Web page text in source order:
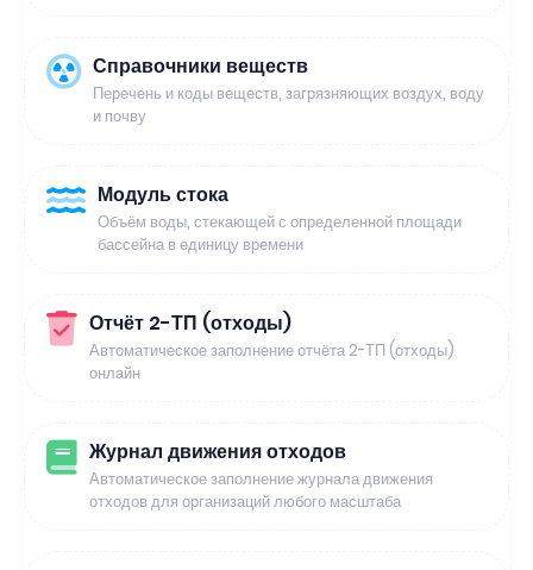
Справочники веществ
Перечень и коды веществ, загрязняющих воздух, воду
и почву
Модуль стока
Объём воды, стекающей с определенной площади
бассейна в единицу времени
Отчёт 2-ТП (отходы)
Автоматическое заполнение отчёта 2-ТП (отходы)
онлайн
Журнал движения отходов
Автоматическое заполнение журнала движения
отходов для организаций любого масштаба